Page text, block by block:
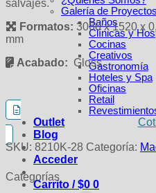
Galería de Proyectos
Baños
Clínicas y
Cocinas
Creativos
Gastronomía
Hoteles y Spa
Oficinas
Retail
Outlet
Blog
Acceder
Carrito /$0 0
salvajes.
Formatos: 3060 x 1520 x
mm
Acabado: Gloss
SKU: 8210K-28 Categoría:
Categorías